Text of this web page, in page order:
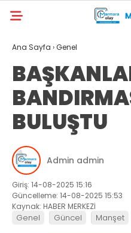
Ana Sayfa ›Genel
BULUŞTU
Admin admin
Giriş: 14-08-2025 15:16
Güncelleme: 14-08-2025 15:53
Kaynak: HABER MERKEZİ
Genel Güncel Manşet